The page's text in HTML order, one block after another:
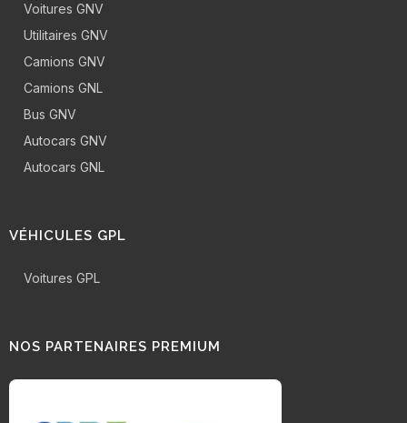
Voitures GNV
Utilitaires GNV
Camions GNV
Camions GNL
Bus GNV
Autocars GNV
Autocars GNL
VÉHICULES GPL
Voitures GPL
NOS PARTENAIRES PREMIUM